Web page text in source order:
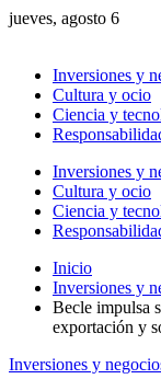
jueves, agosto 6
Inversiones y
Cultura y ocio
Ciencia y
Inversiones y
Cultura y ocio
Ciencia y
Inicio
Inversiones y
Becle impulsa
exportación y
Inversiones y